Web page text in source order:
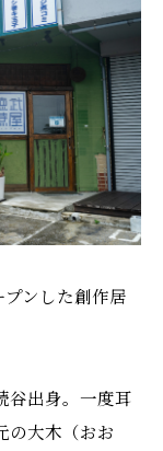
ンした創作居
谷出身。一度耳
の大木（おお